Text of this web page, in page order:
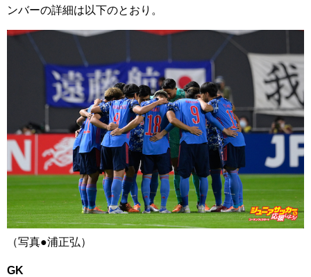
ンバーの詳細は以下のとおり。
（写真●浦正弘）
GK